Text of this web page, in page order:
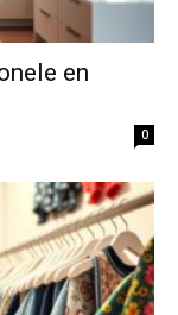
en
0